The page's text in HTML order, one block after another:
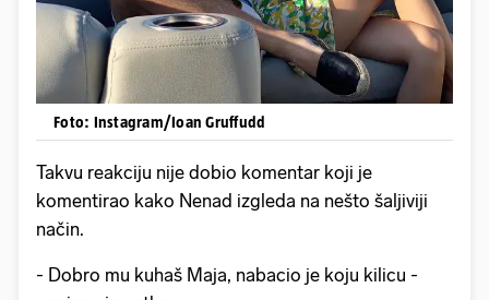
Foto: Instagram/Ioan Gruffudd
Takvu reakciju nije dobio komentar koji je
komentirao kako Nenad izgleda na nešto šaljiviji
način.
- Dobro mu kuhaš Maja, nabacio je koju kilicu -